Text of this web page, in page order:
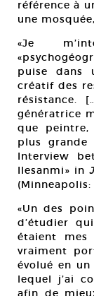
référence à
une
«Je
puise dans
créatif des
résistance.
génératrice
que
plus grande
Interview
Ilesanmi» in
«Un des
d’étudier
étaient mes
vraiment
évolué en
lequel j’ai
afin de